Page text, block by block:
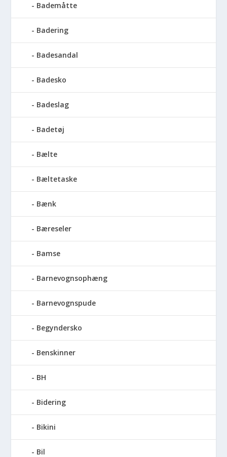
Bademåtte
Badering
Badesandal
Badesko
Badeslag
Badetøj
Bælte
Bæltetaske
Bænk
Bæreseler
Bamse
Barnevognsophæng
Barnevognspude
Begyndersko
Benskinner
BH
Bidering
Bikini
Bil